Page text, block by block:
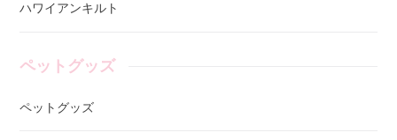
ハワイアンキルト
ペットグッズ
ペットグッズ